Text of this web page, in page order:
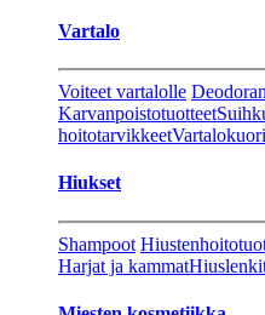
Vartalo
Voiteet vartalolle
Karvanpoistotuotteet
hoitotarvikkeet
Hiukset
Shampoot
Harjat ja kammat